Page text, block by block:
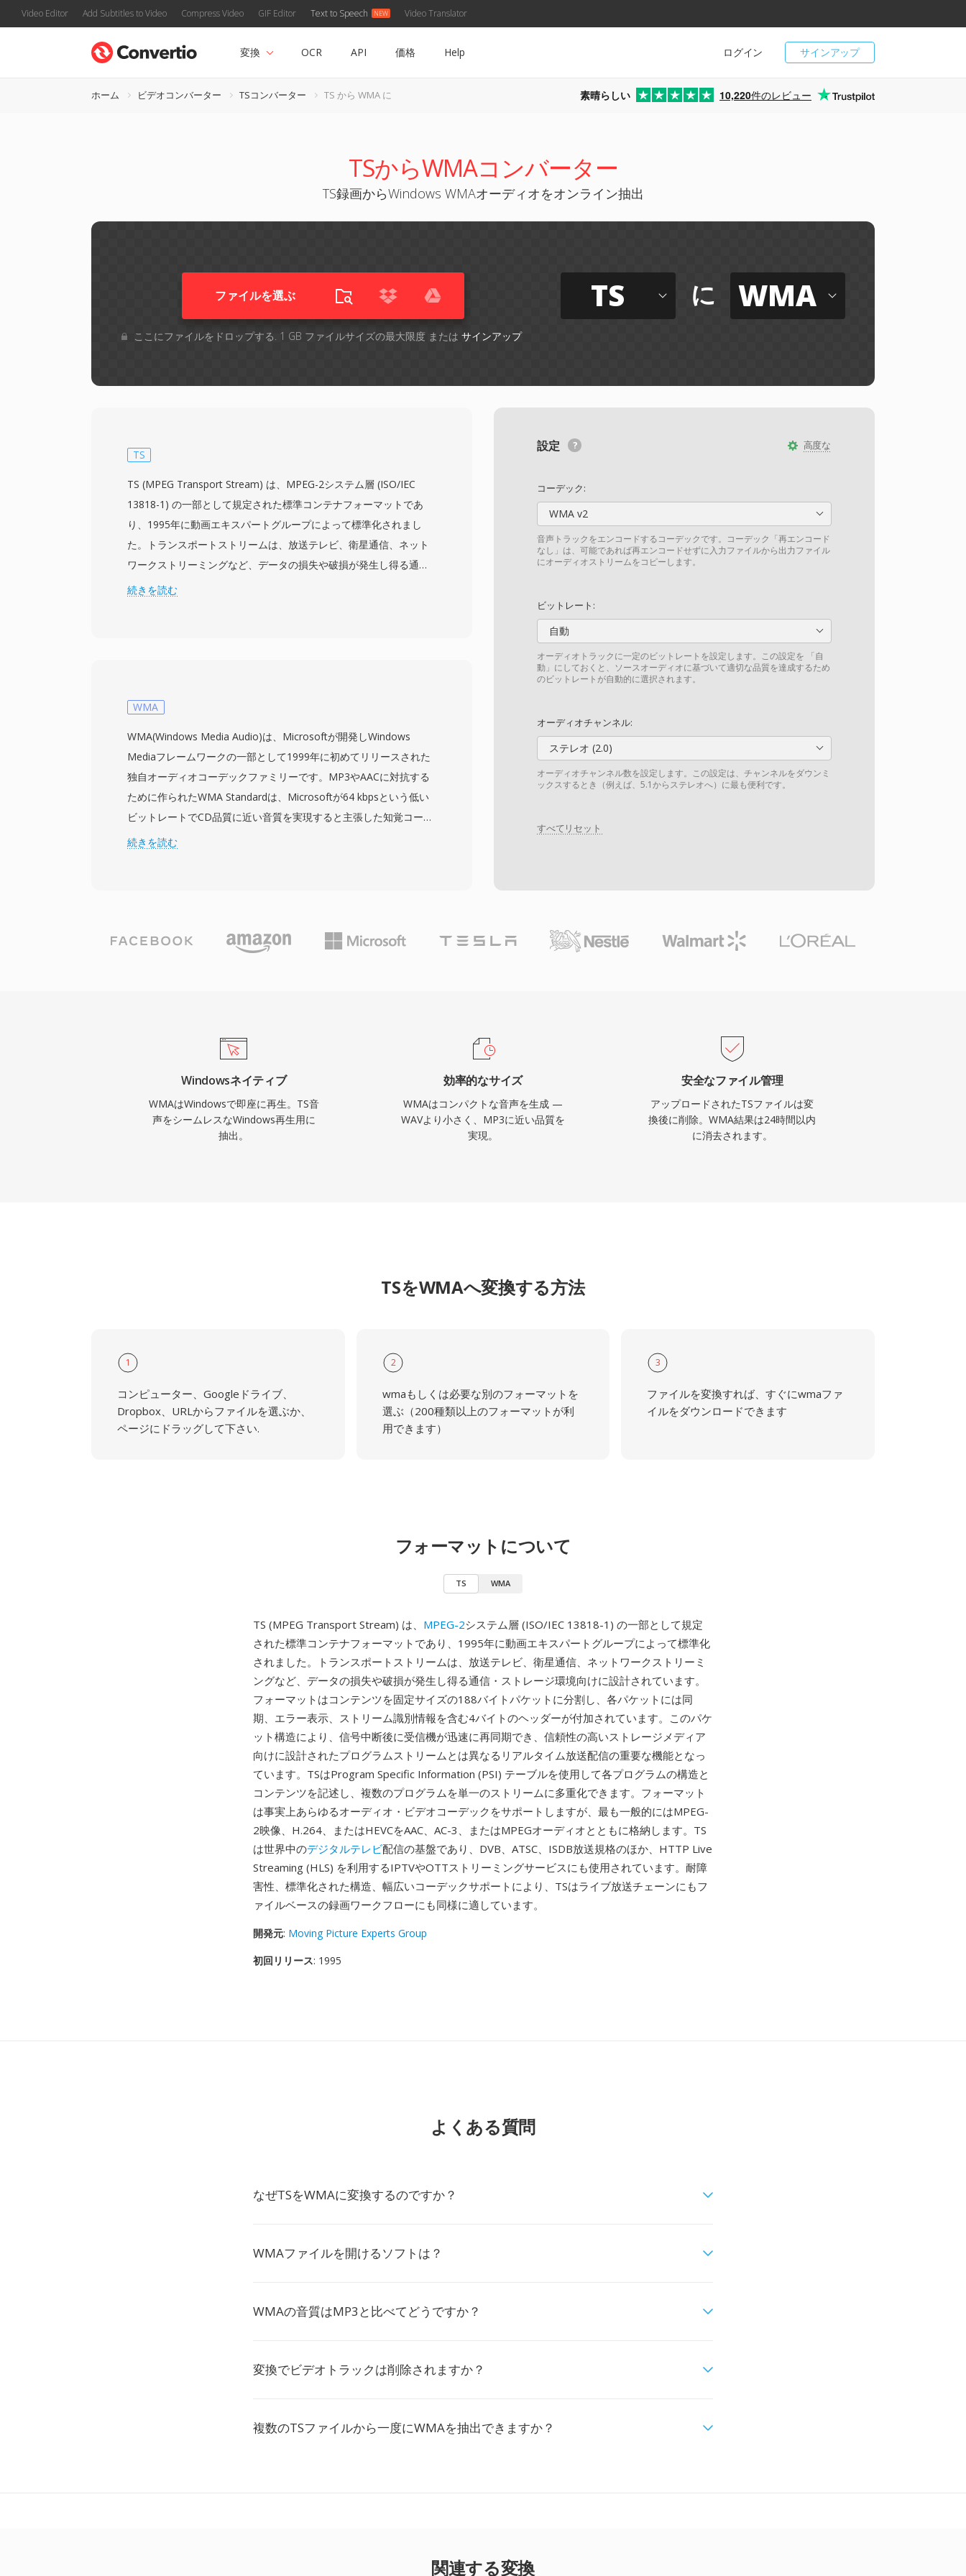
Video Editor Add Subtitles to Video Compress Video GIF Editor Text to Speech Video Translator
サインアップ
ログイン
変換 OCR API 価格 Help
ホーム ビデオコンバーター TSコンバーター TS から WMA に 素晴らしい 10,220件のレビュー
TSからWMAコンバーター
TS録画からWindows WMAオーディオをオンライン抽出
ファイルを選ぶ
ここにファイルをドロップする. 1 GB ファイルサイズの最大限度 または サインアップ
TS に WMA
高度な
設定
コーデック:
WMA v2
音声トラックをエンコードするコーデックです。コーデック「再エンコード
なし」は、可能であれば再エンコードせずに入力ファイルから出力ファイル
にオーディオストリームをコピーします。
ビットレート:
自動
オーディオトラックに一定のビットレートを設定します。この設定を 「自
動」にしておくと、ソースオーディオに基づいて適切な品質を達成するため
のビットレートが自動的に選択されます。
オーディオチャンネル:
ステレオ (2.0)
オーディオチャンネル数を設定します。この設定は、チャンネルをダウンミ
ックスするとき（例えば、5.1からステレオへ）に最も便利です。
すべてリセット
TS
TS (MPEG Transport Stream) は、MPEG-2システム層 (ISO/IEC
13818-1) の一部として規定された標準コンテナフォーマットであ
り、1995年に動画エキスパートグループによって標準化されまし
た。トランスポートストリームは、放送テレビ、衛星通信、ネット
ワークストリーミングなど、データの損失や破損が発生し得る通
信・ストレージ環境向けに設計されています。フォーマットはコン
要な機能となっています。TSはProgram Specific Information (PSI)
数のプログラムを単一のストリームに多重化できます。フォーマッ
トは事実上あらゆるオーディオ・ビデオコーデックをサポートしま
すが、最も一般的にはMPEG-2映像、H.264、またはHEVCをAAC、
AC-3、またはMPEGオーディオとともに格納します。TSは世界中の
デジタルテレビ配信の基盤であり、DVB、ATSC、ISDB放送規格の
ほか、HTTP Live Streaming (HLS) を利用するIPTVやOTTストリー
続きを読む
WMA
WMA(Windows Media Audio)は、Microsoftが開発しWindows
Mediaフレームワークの一部として1999年に初めてリリースされた
独自オーディオコーデックファミリーです。MP3やAACに対抗する
ために作られたWMA Standardは、Microsoftが64 kbpsという低い
ビットレートでCD品質に近い音質を実現すると主張した知覚コーデ
ィングを使用します — MP3が同等の結果を得るために通常必要と
ました。Windows、Windows Media Player、Zuneエコシステムと
の深い統合により、2000年代を通じてWMAに強力な配布上の優位
再生にサードパーティソフトウェアは不要です。クロスプラットフ
ォームサポートはFFmpegやGStreamerなどのライブラリを通じて
改善されましたが、Microsoft以外のデバイスではWMAはMP3や
AACほど普遍的に互換性がありません。この形式はレガシーメディ
アライブラリにまだ見られますが、ストリーミングやポータブル使
用には新しいコーデックが大部分で取って代わっています。
続きを読む
Windowsネイティブ
WMAはWindowsで即座に再生。TS音
声をシームレスなWindows再生用に
抽出。
効率的なサイズ
WMAはコンパクトな音声を生成 —
WAVより小さく、MP3に近い品質を
実現。
安全なファイル管理
アップロードされたTSファイルは変
換後に削除。WMA結果は24時間以内
に消去されます。
TSをWMAへ変換する方法
1
コンピューター、Googleドライブ、
Dropbox、URLからファイルを選ぶか、
ページにドラッグして下さい.
2
wmaもしくは必要な別のフォーマットを
選ぶ（200種類以上のフォーマットが利
用できます）
3
ファイルを変換すれば、すぐにwmaファ
イルをダウンロードできます
フォーマットについて
TS WMA
TS (MPEG Transport Stream) は、 MPEG-2システム層 (ISO/IEC 13818-1) の一部として規定
された標準コンテナフォーマットであり、1995年に動画エキスパートグループによって標準化
されました。トランスポートストリームは、放送テレビ、衛星通信、ネットワークストリーミ
ングなど、データの損失や破損が発生し得る通信・ストレージ環境向けに設計されています。
フォーマットはコンテンツを固定サイズの188バイトパケットに分割し、各パケットには同
期、エラー表示、ストリーム識別情報を含む4バイトのヘッダーが付加されています。このパケ
ット構造により、信号中断後に受信機が迅速に再同期でき、信頼性の高いストレージメディア
向けに設計されたプログラムストリームとは異なるリアルタイム放送配信の重要な機能となっ
ています。TSはProgram Specific Information (PSI) テーブルを使用して各プログラムの構造と
コンテンツを記述し、複数のプログラムを単一のストリームに多重化できます。フォーマット
は事実上あらゆるオーディオ・ビデオコーデックをサポートしますが、最も一般的にはMPEG-
2映像、H.264、またはHEVCをAAC、AC-3、またはMPEGオーディオとともに格納します。TS
は世界中のデジタルテレビ配信の基盤であり、DVB、ATSC、ISDB放送規格のほか、HTTP Live
Streaming (HLS) を利用するIPTVやOTTストリーミングサービスにも使用されています。耐障
害性、標準化された構造、幅広いコーデックサポートにより、TSはライブ放送チェーンにもフ
ァイルベースの録画ワークフローにも同様に適しています。
開発元: Moving Picture Experts Group
初回リリース: 1995
よくある質問
なぜTSをWMAに変換するのですか？
WMAファイルを開けるソフトは？
WMAの音質はMP3と比べてどうですか？
変換でビデオトラックは削除されますか？
複数のTSファイルから一度にWMAを抽出できますか？
関連する変換